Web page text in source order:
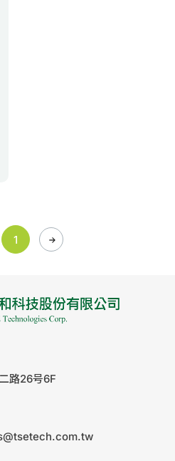
1
路26号6F